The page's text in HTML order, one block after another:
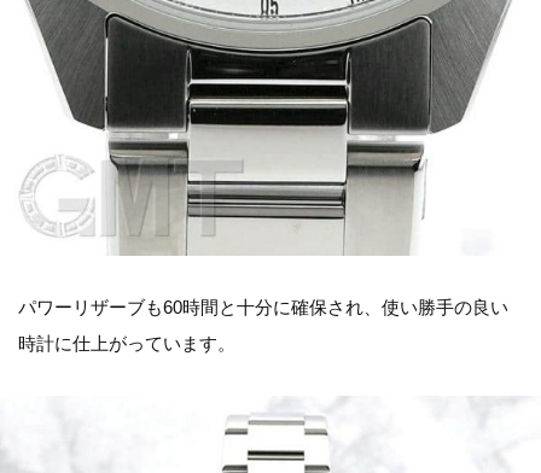
パワーリザーブも60時間と十分に確保され、使い勝手の良い
時計に仕上がっています。